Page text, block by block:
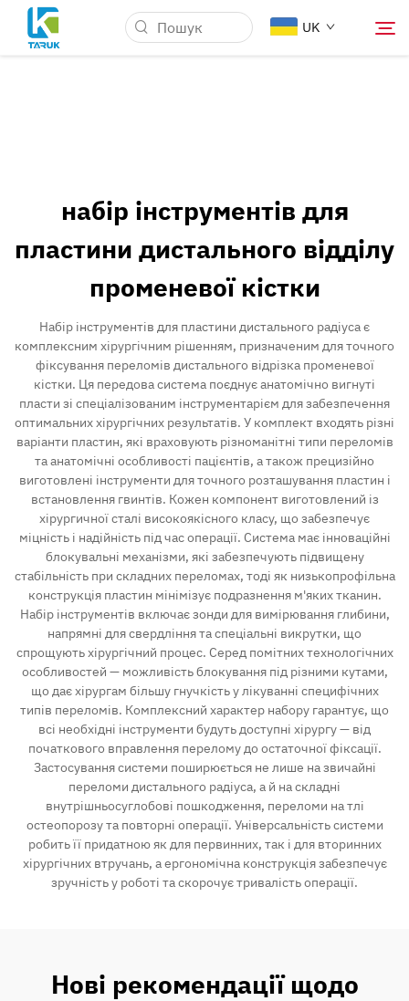
UK
Новини та Події
Про компанію
Блог
Контакт
набір інструментів для
пластини дистального відділу
променевої кістки
Набір інструментів для пластини дистального радіуса є
комплексним хірургічним рішенням, призначеним для точного
фіксування переломів дистального відрізка променевої
кістки. Ця передова система поєднує анатомічно вигнуті
пласти зі спеціалізованим інструментарієм для забезпечення
оптимальних хірургічних результатів. У комплект входять різні
варіанти пластин, які враховують різноманітні типи переломів
та анатомічні особливості пацієнтів, а також прецизійно
виготовлені інструменти для точного розташування пластин і
встановлення гвинтів. Кожен компонент виготовлений із
хірургичної сталі високоякісного класу, що забезпечує
міцність і надійність під час операції. Система має інноваційні
блокувальні механізми, які забезпечують підвищену
стабільність при складних переломах, тоді як низькопрофільна
конструкція пластин мінімізує подразнення м'яких тканин.
Набір інструментів включає зонди для вимірювання глибини,
напрямні для свердління та спеціальні викрутки, що
спрощують хірургічний процес. Серед помітних технологічних
особливостей — можливість блокування під різними кутами,
що дає хірургам більшу гнучкість у лікуванні специфічних
типів переломів. Комплексний характер набору гарантує, що
всі необхідні інструменти будуть доступні хірургу — від
початкового вправлення перелому до остаточної фіксації.
Застосування системи поширюється не лише на звичайні
переломи дистального радіуса, а й на складні
внутрішньосуглобові пошкодження, переломи на тлі
остеопорозу та повторні операції. Універсальність системи
робить її придатною як для первинних, так і для вторинних
хірургічних втручань, а ергономічна конструкція забезпечує
зручність у роботі та скорочує тривалість операції.
Нові рекомендації щодо